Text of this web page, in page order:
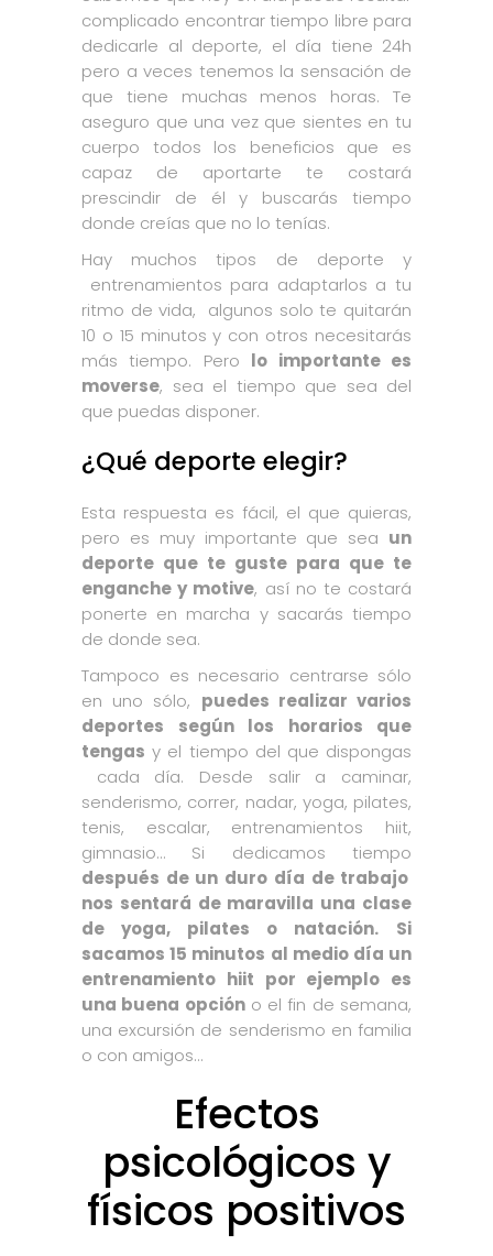
complicado encontrar tiempo libre para
dedicarle al deporte, el día tiene 24h
pero a veces tenemos la sensación de
que tiene muchas menos horas. Te
aseguro que una vez que sientes en tu
cuerpo todos los beneficios que es
capaz de aportarte te costará
prescindir de él y buscarás tiempo
donde creías que no lo tenías.
Hay muchos tipos de deporte y
entrenamientos para adaptarlos a tu
ritmo de vida, algunos solo te quitarán
10 o 15 minutos y con otros necesitarás
más tiempo. Pero lo importante es
moverse, sea el tiempo que sea del
que puedas disponer.
¿Qué deporte elegir?
Esta respuesta es fácil, el que quieras,
pero es muy importante que sea un
deporte que te guste para que te
enganche y motive, así no te costará
ponerte en marcha y sacarás tiempo
de donde sea.
Tampoco es necesario centrarse sólo
en uno sólo, puedes realizar varios
deportes según los horarios que
tengas y el tiempo del que dispongas
cada día. Desde salir a caminar,
senderismo, correr, nadar, yoga, pilates,
tenis, escalar, entrenamientos hiit,
gimnasio… Si dedicamos tiempo
después de un duro día de trabajo
nos sentará de maravilla una clase
de yoga, pilates o natación.
Si
sacamos 15 minutos al medio día un
entrenamiento hiit por ejemplo es
una buena opcióno el fin de semana,
una excursión de senderismo en familia
o con amigos…
Efectos
psicológicos y
físicos positivos